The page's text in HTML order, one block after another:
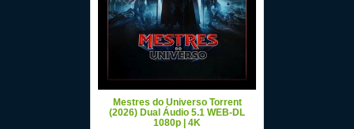
Mestres do Universo Torrent
(2026) Dual Áudio 5.1 WEB-DL
1080p | 4K